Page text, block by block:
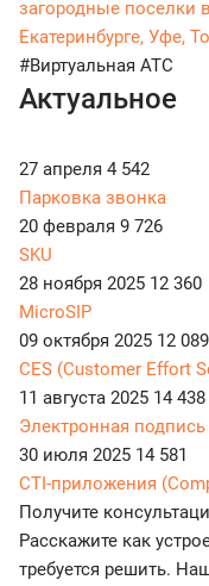
загородные поселки
Екатеринбурге, Уфе,
#Виртуальная АТС
Актуальное
27 апреля 4 542
Парковка звонка
20 февраля 9 726
SKU
28 ноября 2025 12 360
MicroSIP
09 октября 2025 12 089
CES (Customer Effort
11 августа 2025 14 438
Электронная подпись
30 июля 2025 14 581
CTI-приложения
Получите
Расскажите как
требуется решить.